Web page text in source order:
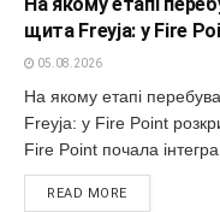
щита Freyja: у Fire
05.08.2026
На якому етапі
Freyja: у Fire Point
Fire Point почала
READ MORE